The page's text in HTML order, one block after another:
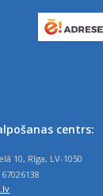
centrs:
10, Rīga, LV-1050
67026138